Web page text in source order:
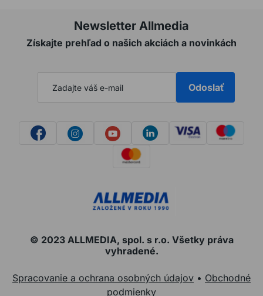
Newsletter Allmedia
Získajte prehľad o našich akciách a novinkách
Odoslať
© 2023 ALLMEDIA, spol. s r.o. Všetky práva
vyhradené.
Spracovanie a ochrana osobných údajov • Obchodné
podmienky